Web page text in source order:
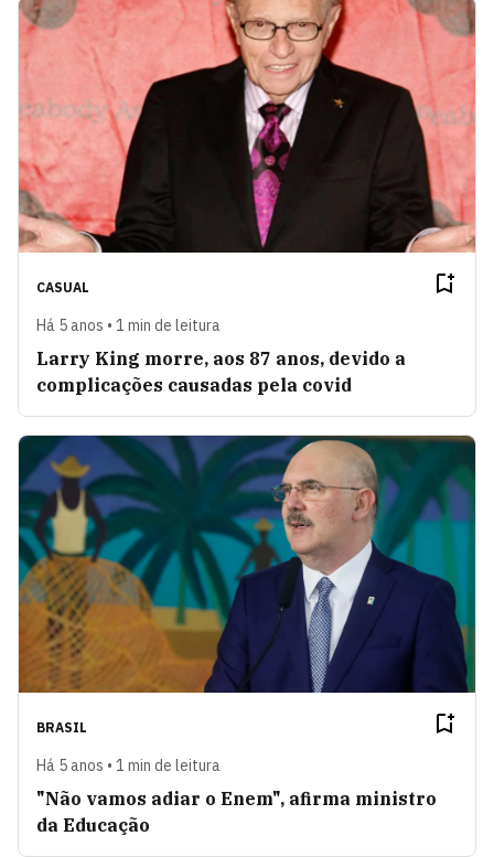
CASUAL
Há 5 anos • 1 min de leitura
Larry King morre, aos 87 anos, devido a
complicações causadas pela covid
BRASIL
Há 5 anos • 1 min de leitura
"Não vamos adiar o Enem", afirma ministro
da Educação